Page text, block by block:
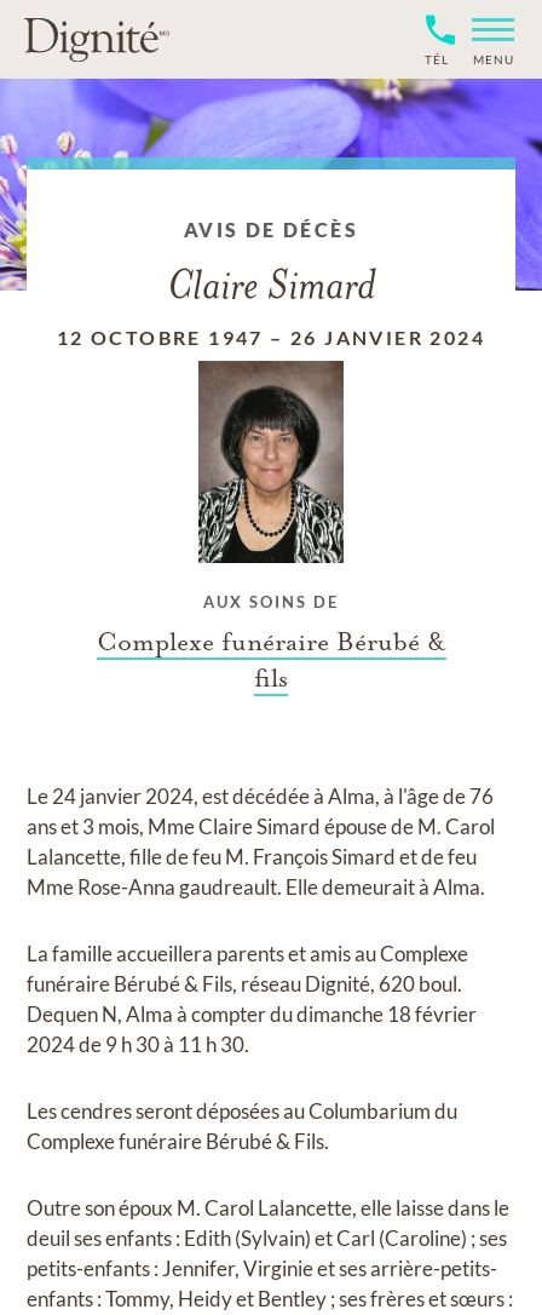
TÉL MENU
AVIS DE DÉCÈS
Claire Simard
12 OCTOBRE 1947 – 26 JANVIER 2024
AUX SOINS DE
Complexe funéraire Bérubé &
fils
Le 24 janvier 2024, est décédée à Alma, à l'âge de 76
ans et 3 mois, Mme Claire Simard épouse de M. Carol
Lalancette, fille de feu M. François Simard et de feu
Mme Rose-Anna gaudreault. Elle demeurait à Alma.
La famille accueillera parents et amis au Complexe
funéraire Bérubé & Fils, réseau Dignité, 620 boul.
Dequen N, Alma à compter du dimanche 18 février
2024 de 9 h 30 à 11 h 30.
Les cendres seront déposées au Columbarium du
Complexe funéraire Bérubé & Fils.
Outre son époux M. Carol Lalancette, elle laisse dans le
deuil ses enfants : Edith (Sylvain) et Carl (Caroline) ; ses
petits-enfants : Jennifer, Virginie et ses arrière-petits-
enfants : Tommy, Heidy et Bentley ; ses frères et sœurs :